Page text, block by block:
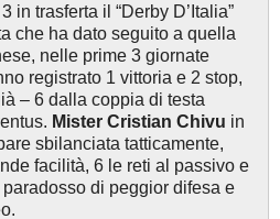
in trasferta il “Derby D’Italia”
che ha dato seguito a quella
nelle prime 3 giornate
registrato 1 vittoria e 2 stop,
– 6 dalla coppia di testa
Mister Cristian Chivu in
sbilanciata tatticamente,
facilità, 6 le reti al passivo e
di peggior difesa e